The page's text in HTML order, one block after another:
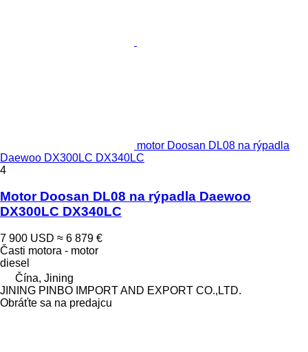
motor Doosan DL08 na rýpadla
Daewoo DX300LC DX340LC
4
Motor Doosan DL08 na rýpadla Daewoo
DX300LC DX340LC
7 900 USD ≈ 6 879 €
Časti motora - motor
diesel
Čína, Jining
JINING PINBO IMPORT AND EXPORT CO.,LTD.
Obráťte sa na predajcu